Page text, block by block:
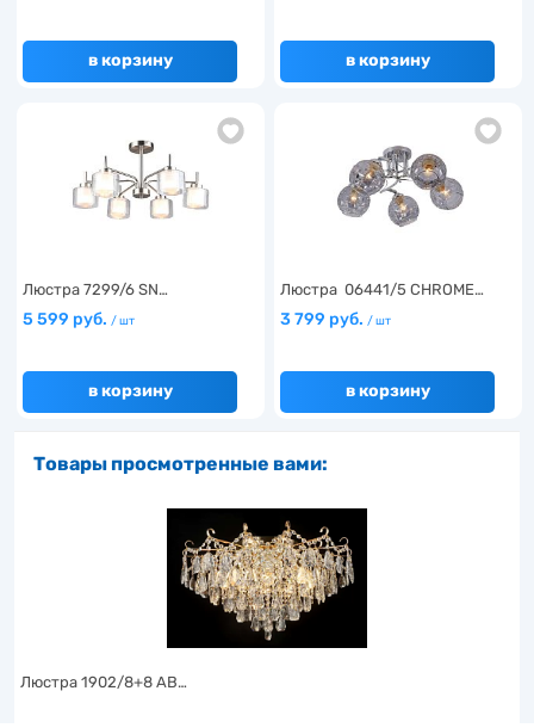
в корзину в корзину
Люстра 7299/6 SN…
5 599 руб. / шт
в корзину
Люстра 06441/5 CHROME…
3 799 руб. / шт
в корзину
Товары просмотренные вами:
Люстра 1902/8+8 AB…